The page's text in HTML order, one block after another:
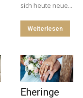
sich heute neue...
Weiterlesen
Eheringe